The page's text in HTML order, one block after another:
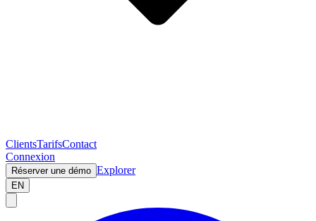
ClientsTarifsContact
Connexion
Réserver une démo Explorer
EN